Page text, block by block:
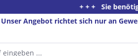
+ + + Sie benötigen
Unser Angebot richtet sich nur an